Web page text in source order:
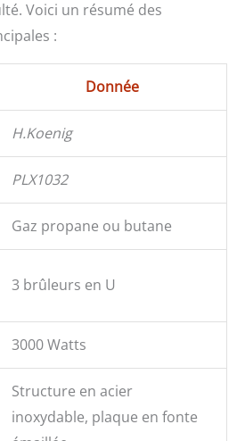
Voici un résumé des
:
Donnée
H.Koenig
PLX1032
Gaz propane ou butane
3 brûleurs en U
3000 Watts
Structure en acier
inoxydable, plaque en fonte